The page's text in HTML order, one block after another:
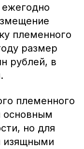
племенного
размер
рублей, в
племенного
основным
но для
изящными